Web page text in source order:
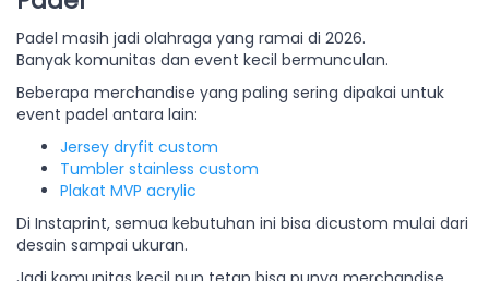
Padel masih jadi olahraga yang ramai di 2026.
Banyak komunitas dan event kecil bermunculan.
Beberapa merchandise yang paling sering dipakai untuk
event padel antara lain:
Jersey dryfit custom
Tumbler stainless custom
Plakat MVP acrylic
Di Instaprint, semua kebutuhan ini bisa dicustom mulai dari
desain sampai ukuran.